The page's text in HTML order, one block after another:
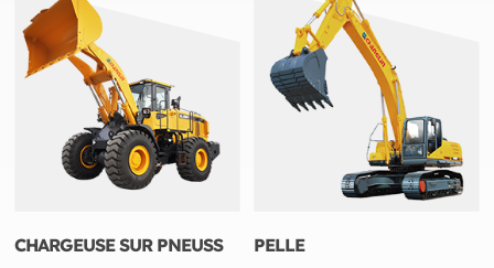
CHARGEUSE SUR PNEUSS PELLE